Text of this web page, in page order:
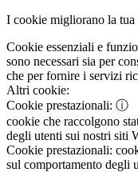
I cookie migliorano la tua
Cookie essenziali e
sono necessari sia per
che per fornire i servizi
Altri cookie:
Cookie prestazionali: ⓘ
cookie che raccolgono
degli utenti sui nostri siti
Cookie prestazionali:
sul comportamento degli